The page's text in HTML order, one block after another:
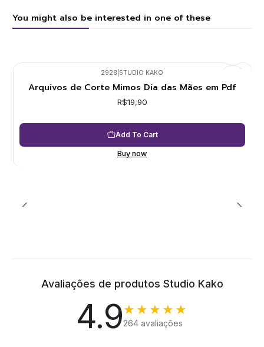
You might also be interested in one of these
2928 STUDIO KAKO
Arquivos de Corte Mimos Dia das Mães em Pdf
R$19,90
Add To Cart
Buy now
Avaliações de produtos Studio Kako
4.9★★★★★
264 avaliações